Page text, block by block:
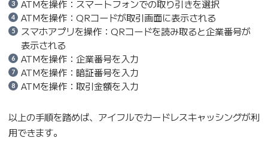
ATMを操作：スマートフォンでの取り引きを選択
ATMを操作：QRコードが取引画面に表示される
スマホアプリを操作：QRコードを読み取ると企業番号が
表示される
ATMを操作：企業番号を入力
ATMを操作：暗証番号を入力
ATMを操作：取引金額を入力
以上の手順を踏めば、アイフルでカードレスキャッシングが利
用できます。